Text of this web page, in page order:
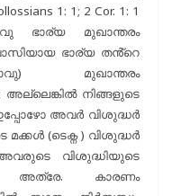
1: 1; 2 Cor. 1: 1
ഭാര്യ മുഖാന്തരം
ഭാര്യ തൻ്റെ
മുഖാന്തരം
അല്ലെങ്കിൽ നിങ്ങളുടെ
അവർ വിശുദ്ധർ
മക്കൾ (ടെക്ന ) വിശുദ്ധർ
വിശുദ്ധിയുടെ
അത്രേ. കാരണം